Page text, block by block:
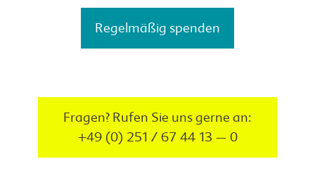
Regelmäßig spenden
Fragen? Rufen Sie uns gerne an:
+49 (0) 251 / 67 44 13 – 0